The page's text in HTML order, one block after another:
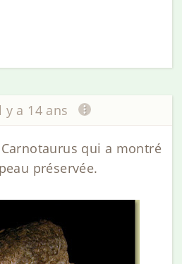
y a 14 ans
qui a montré
préservée.